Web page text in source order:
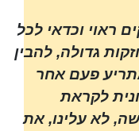
ראוי וכדאי לכל
גדולה, להבין
פעם אחר
לקראת
לא עלינו, את